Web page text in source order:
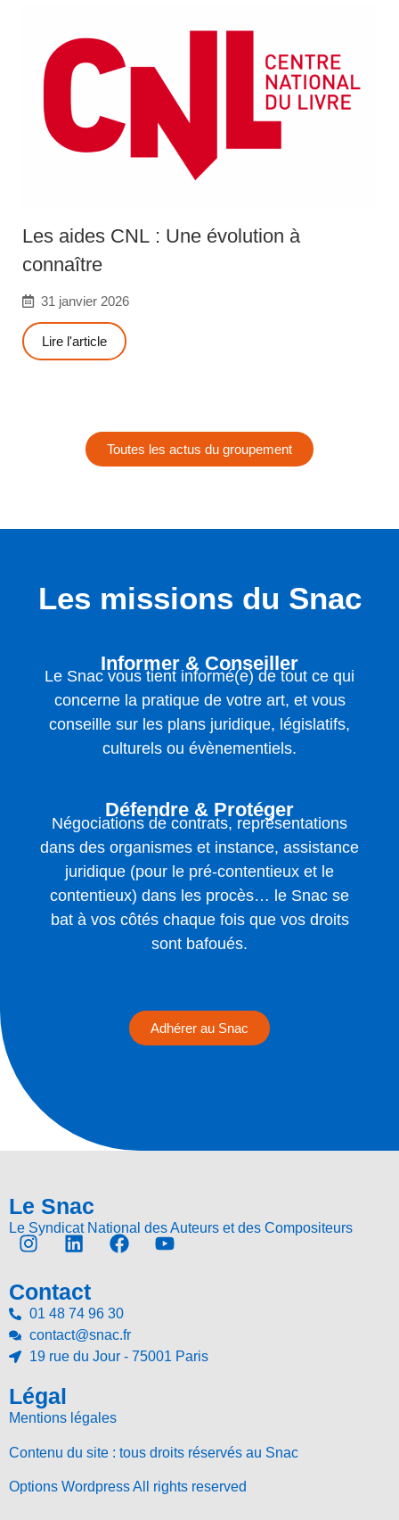
Les aides CNL : Une évolution à
connaître
31 janvier 2026
Lire l'article
Toutes les actus du groupement
Les missions du Snac
Informer & Conseiller
Le Snac vous tient informé(e) de tout ce qui
concerne la pratique de votre art, et vous
conseille sur les plans juridique, législatifs,
culturels ou évènementiels.
Défendre & Protéger
Négociations de contrats, représentations
dans des organismes et instance, assistance
juridique (pour le pré-contentieux et le
contentieux) dans les procès… le Snac se
bat à vos côtés chaque fois que vos droits
sont bafoués.
Adhérer au Snac
Le Snac
Le Syndicat National des Auteurs et des Compositeurs
Contact
01 48 74 96 30
contact@snac.fr
19 rue du Jour - 75001 Paris
Légal
Mentions légales
Contenu du site : tous droits réservés au Snac
Options Wordpress All rights reserved